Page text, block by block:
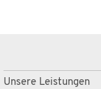
Unsere Leistungen